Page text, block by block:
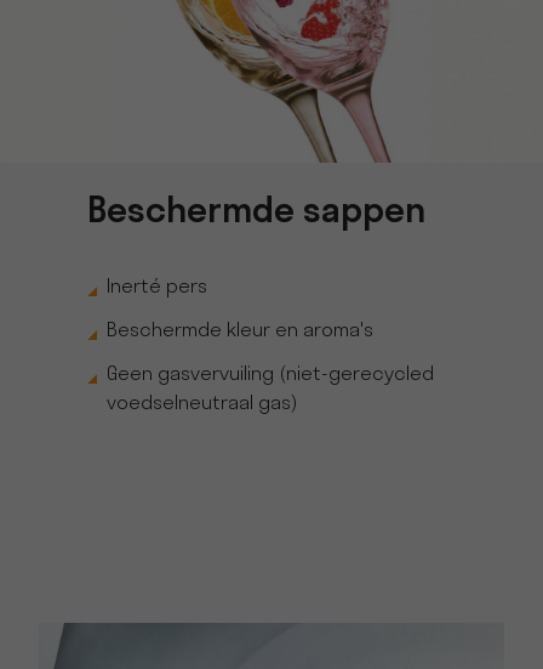
Beschermde sappen
Inerté pers
Beschermde kleur en aroma's
Geen gasvervuiling (niet-gerecycled
voedselneutraal gas)